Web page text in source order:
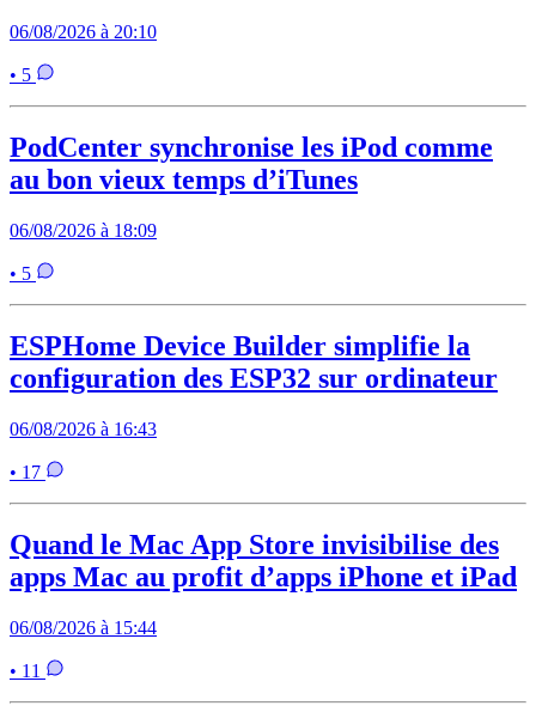
06/08/2026 à 20:10
• 5
PodCenter synchronise les iPod comme
au bon vieux temps d’iTunes
06/08/2026 à 18:09
• 5
ESPHome Device Builder simplifie la
configuration des ESP32 sur ordinateur
06/08/2026 à 16:43
• 17
Quand le Mac App Store invisibilise des
apps Mac au profit d’apps iPhone et iPad
06/08/2026 à 15:44
• 11